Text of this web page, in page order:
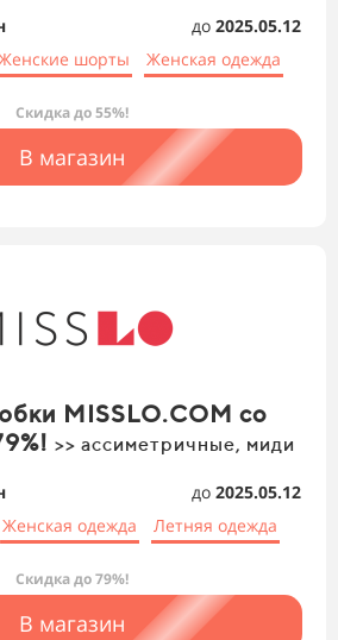
до 2025.05.12
шорты Женская одежда
Скидка до 55%!
В магазин
MISSLO.COM со
>> ассиметричные, миди
до 2025.05.12
Женская одежда Летняя одежда
Скидка до 79%!
В магазин